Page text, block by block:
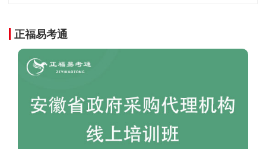
塔、中国工商银行深圳分行大厦、深圳市公安
场等著名商厦提供电梯维保服务。并且，因在保
颁发的市长感谢信，这是对公司服务的高度肯
正福易考通